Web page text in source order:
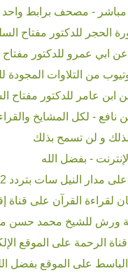
مباشر - مصحف برابط
الحجر للدكتور مفتاح
ابي عمرو للدكتور
ابن عامر للدكتور مفتاح
- لكل المشايخ والقراء
و لن تسمح بذلك
- بفضل الله
سات بتردد 10992 - بفضل الله
لقراءة القرآن على قناة
ورش للشيخ محمد حسن
الرحمة على الموقع
على الموقع بفضل